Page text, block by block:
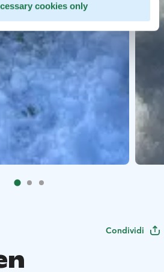
cookies only
Condividi